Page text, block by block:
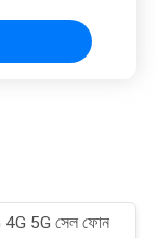
4G 5G সেল ফোন